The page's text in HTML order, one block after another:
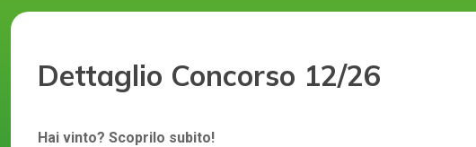
Dettaglio Concorso 12/26
Hai vinto? Scoprilo subito!